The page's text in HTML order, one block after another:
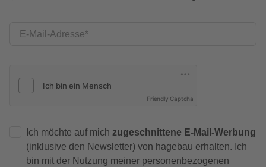
E-Mail-Adresse
Friendly Captcha
Ich möchte auf mich zugeschnittene E-Mail-Werbung
(inklusive den Newsletter) von hagebau erhalten. Ich
bin mit der Nutzung meiner personenbezogenen